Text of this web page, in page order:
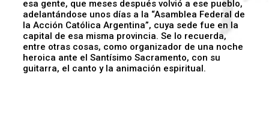
esa gente, que meses después volvió a ese pueblo,
adelantándose unos días a la “Asamblea Federal de
la Acción Católica Argentina”, cuya sede fue en la
capital de esa misma provincia. Se lo recuerda,
entre otras cosas, como organizador de una noche
heroica ante el Santísimo Sacramento, con su
guitarra, el canto y la animación espiritual.